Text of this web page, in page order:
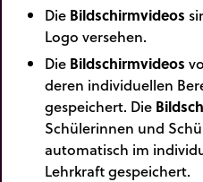
Die Bildschirmvideos
Logo versehen.
Die Bildschirmvideos
deren individuellen
gespeichert. Die
Schülerinnen und
automatisch im
Lehrkraft gespeichert.